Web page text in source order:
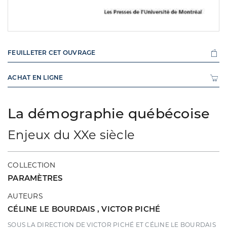
La démographie québécoise
Enjeux du XXe siècle
COLLECTION
PARAMÈTRES
AUTEURS
CÉLINE LE BOURDAIS ,VICTOR PICHÉ
SOUS LA DIRECTION DE VICTOR PICHÉ ET CÉLINE LE BOURDAIS
FEUILLETER CET OUVRAGE
ACHAT EN LIGNE